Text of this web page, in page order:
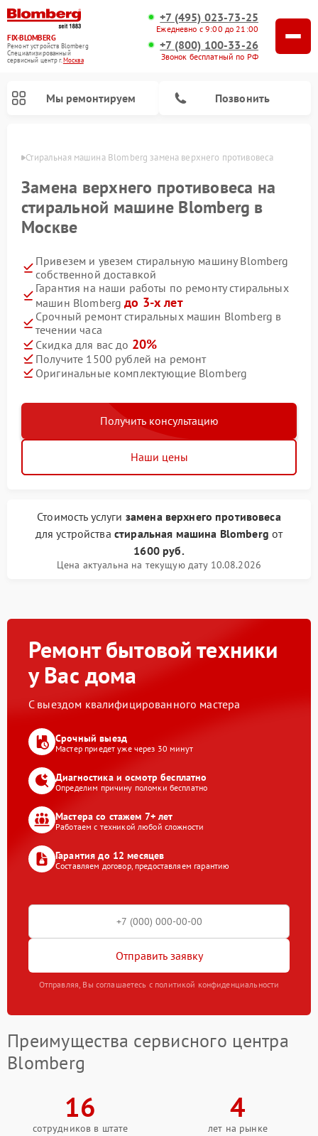
FIX-BLOMBERG
Ремонт устройств Blomberg
Специализированный
cервисный центр г.Москва
+7 (495) 023-73-25
Ежедневно с 9:00 до 21:00
+7 (800) 100-33-26
Звонок бесплатный по РФ
Мы ремонтируем Позвонить
Стиральная машина Blomberg замена верхнего противовеса
Замена верхнего противовеса на
стиральной машине Blomberg в
Москве
Привезем и увезем стиральную машину Blomberg
собственной доставкой
Гарантия на наши работы по ремонту стиральных
машин Blombergдо 3-х лет
Срочный ремонт стиральных машин Blomberg в
течении часа
Скидка для вас до 20%
Получите 1500 рублей на ремонт
Оригинальные комплектующие Blomberg
Получить консультацию
Наши цены
Стоимость услуги замена верхнего противовеса
для устройства стиральная машина Blomberg от
1600 руб.
Цена актуальна на текущую дату 10.08.2026
Ремонт бытовой техники
у Вас дома
С выездом квалифицированного мастера
Срочный выезд
Мастер приедет уже через 30 минут
Диагностика и осмотр бесплатно
Определим причину поломки бесплатно
Мастера со стажем 7+ лет
Работаем с техникой любой сложности
Гарантия до 12 месяцев
Составляем договор, предоставляем гарантию
Отправить заявку
Отправляя, Вы соглашаетесь с политикой конфиденциальности
Преимущества сервисного центра
Blomberg
16
сотрудников в штате
4
лет на рынке